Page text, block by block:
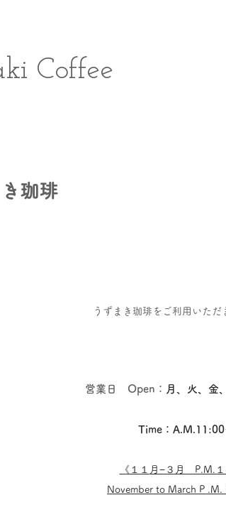
Coffee
珈琲
うずまき珈琲を ご利用いただ
営業日 Open： 月、火、金
Time：
《１１ 月−３月​ P.M.
November to March P